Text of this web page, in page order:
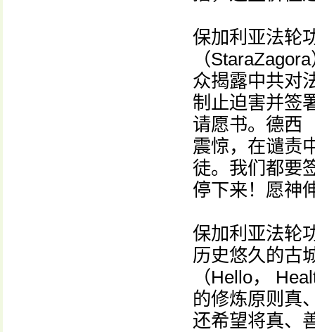
保加利亚法轮
（
众揭露中共对
制止迫害并签
请愿书。德西
震惊，在谴责
徒。我们都要
停下来！愿神
保加利亚法轮
历史悠久的古
（Hello，
的修炼原则真
还希望将真、